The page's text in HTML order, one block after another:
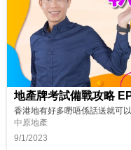
地產牌考試備戰攻略
中原地產
9/1/2023